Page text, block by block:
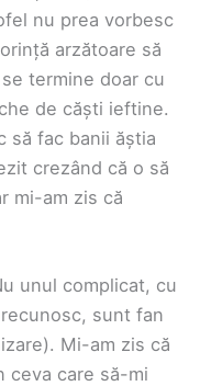
nu prea vorbesc
arzătoare să
termine doar cu
de căști ieftine.
să fac banii ăștia
crezând că o să
mi-am zis că
unul complicat, cu
sunt fan
Mi-am zis că
ceva care să-mi